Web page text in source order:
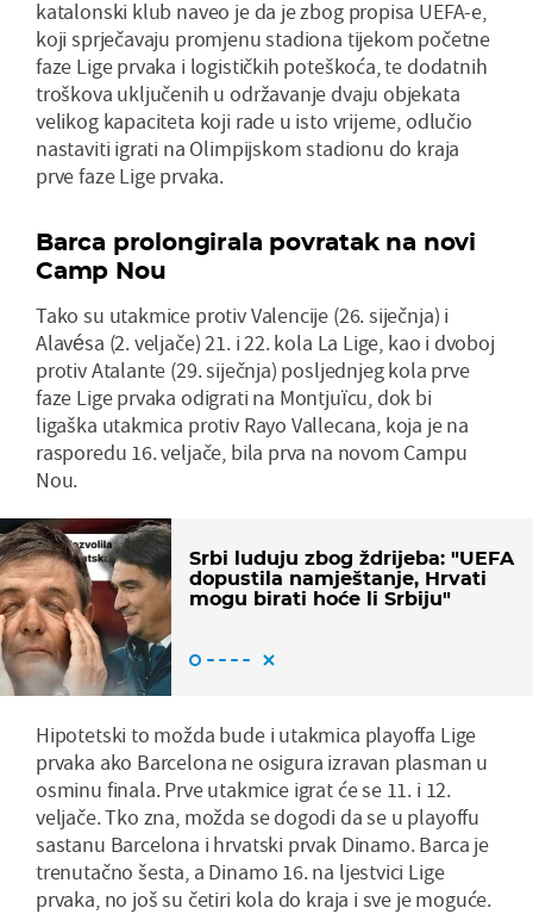
katalonski klub naveo je da je zbog propisa UEFA-e,
koji sprječavaju promjenu stadiona tijekom početne
faze Lige prvaka i logističkih poteškoća, te dodatnih
troškova uključenih u održavanje dvaju objekata
velikog kapaciteta koji rade u isto vrijeme, odlučio
nastaviti igrati na Olimpijskom stadionu do kraja
prve faze Lige prvaka.
Barca prolongirala povratak na novi
Camp Nou
Tako su utakmice protiv Valencije (26. siječnja) i
Alavésa (2. veljače) 21. i 22. kola La Lige, kao i dvoboj
protiv Atalante (29. siječnja) posljednjeg kola prve
faze Lige prvaka odigrati na Montjuïcu, dok bi
ligaška utakmica protiv Rayo Vallecana, koja je na
rasporedu 16. veljače, bila prva na novom Campu
Nou.
Srbi luduju zbog ždrijeba: "UEFA
dopustila namještanje, Hrvati
mogu birati hoće li Srbiju"
Hipotetski to možda bude i utakmica playoffa Lige
prvaka ako Barcelona ne osigura izravan plasman u
osminu finala. Prve utakmice igrat će se 11. i 12.
veljače. Tko zna, možda se dogodi da se u playoffu
sastanu Barcelona i hrvatski prvak Dinamo. Barca je
trenutačno šesta, a Dinamo 16. na ljestvici Lige
prvaka, no još su četiri kola do kraja i sve je moguće.